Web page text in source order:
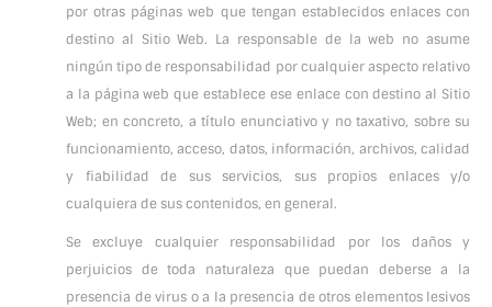
por otras páginas web que tengan establecidos enlaces con
destino al Sitio Web. La responsable de la web no asume
ningún tipo de responsabilidad por cualquier aspecto relativo
a la página web que establece ese enlace con destino al Sitio
Web; en concreto, a título enunciativo y no taxativo, sobre su
funcionamiento, acceso, datos, información, archivos, calidad
y fiabilidad de sus servicios, sus propios enlaces y/o
cualquiera de sus contenidos, en general.
Se excluye cualquier responsabilidad por los daños y
perjuicios de toda naturaleza que puedan deberse a la
presencia de virus o a la presencia de otros elementos lesivos